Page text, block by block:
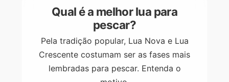
Qual é a melhor lua para
pescar?
Pela tradição popular, Lua Nova e Lua
Crescente costumam ser as fases mais
lembradas para pescar. Entenda o